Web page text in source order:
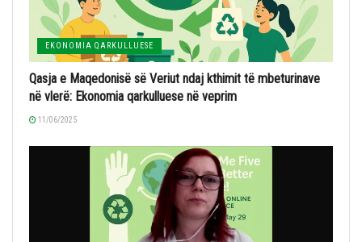
EKONOMIA QARKULLUESE
Qasja e Maqedonisë së Veriut ndaj kthimit të mbeturinave
në vlerë: Ekonomia qarkulluese në veprim
11/06/2025